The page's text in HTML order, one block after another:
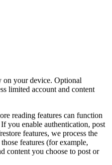
on your device. Optional
limited account and content
reading features can function
you enable authentication, post
features, we process the
features (for example,
content you choose to post or